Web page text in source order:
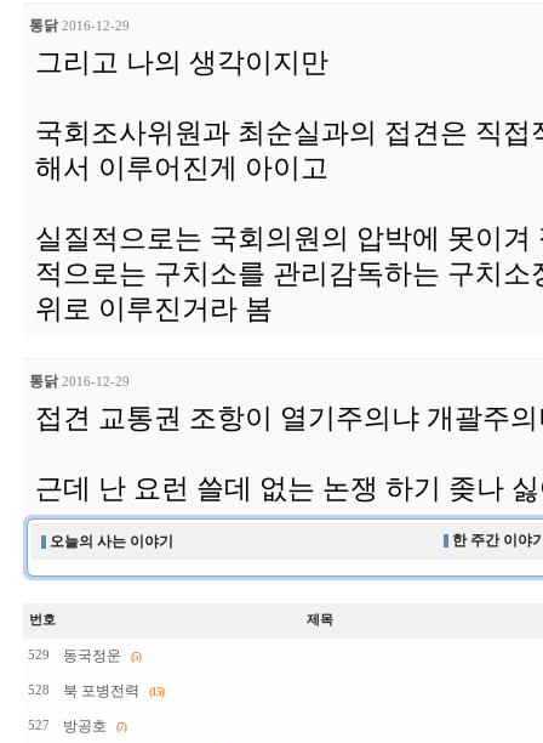
통닭 2016-12-29
그리고 나의 생각이지만
국회조사위원과 최순실과의 접견은 직
해서 이루어진게 아이고
실질적으로는 국회의원의 압박에 못이
적으로는 구치소를 관리감독하는 구치
위로 이루진거라 봄
통닭 2016-12-29
접견 교통권 조항이 열기주의냐 개괄주
근데 난 요런 쓸데 없는 논쟁 하기 좆나
오늘의 사는 이야기 한 주간 이야
번호 제목
529 동국정운 (5)
528 북 포병전력 (15)
527 방공호 (7)